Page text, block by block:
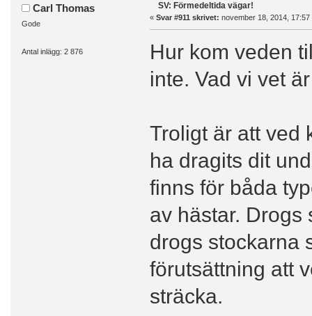
Carl Thomas
Gode
Antal inlägg: 2 876
SV: Förmedeltida vägar!
« Svar #911 skrivet: november 18, 2014, 17:57
Hur kom veden
inte. Vad vi vet
Troligt är att ved
ha dragits dit
finns för båda
av hästar. Drogs
drogs stockarna
förutsättning att
sträcka.